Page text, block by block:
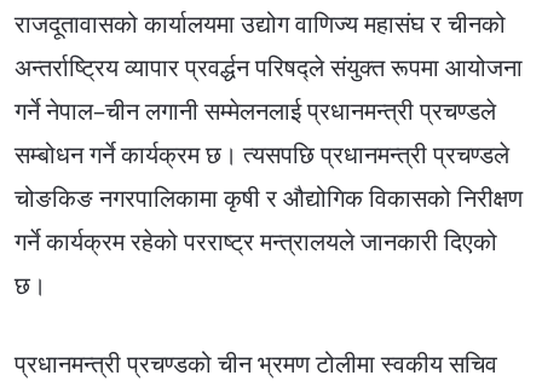
राजदूतावासको कार्यालयमा उद्योग वाणिज्य महासंघ र चीनको
अन्तर्राष्ट्रिय व्यापार प्रवर्द्धन परिषद्ले संयुक्त रूपमा आयोजना
गर्ने नेपाल–चीन लगानी सम्मेलनलाई प्रधानमन्त्री प्रचण्डले
सम्बोधन गर्ने कार्यक्रम छ। त्यसपछि प्रधानमन्त्री प्रचण्डले
चोङकिङ नगरपालिकामा कृषी र औद्योगिक विकासको निरीक्षण
गर्ने कार्यक्रम रहेको परराष्ट्र मन्त्रालयले जानकारी दिएको
छ।
प्रधानमन्त्री प्रचण्डको चीन भ्रमण टोलीमा स्वकीय सचिव